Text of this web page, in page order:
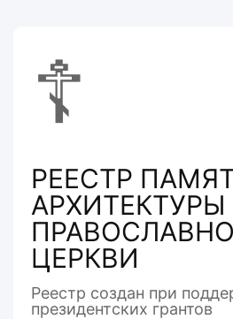
☦
РЕЕСТР
ЦЕРКВИ
Реестр создан при
президентcких грантов